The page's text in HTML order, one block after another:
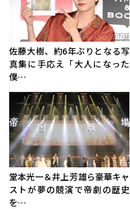
佐藤大樹、約6年ぶりとなる写
真集に手応え「大人になった
僕…
堂本光一＆井上芳雄ら豪華キャ
ストが夢の競演で帝劇の歴史
を…